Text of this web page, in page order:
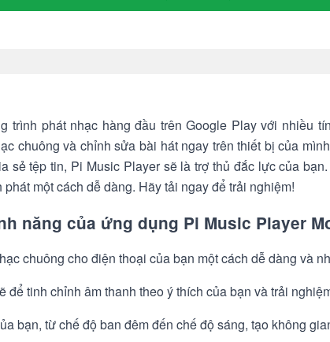
trình phát nhạc hàng đầu trên Google Play với nhiều
chuông và chỉnh sửa bài hát ngay trên thiết bị của
sẻ tệp tin, Pi Music Player sẽ là trợ thủ đắc lực của
một cách dễ dàng. Hãy tải ngay để trải nghiệm!
năng của ứng dụng Pi Music Player
chuông cho điện thoại của bạn một cách dễ dàng và
để tinh chỉnh âm thanh theo ý thích của bạn và trải
bạn, từ chế độ ban đêm đến chế độ sáng, tạo không